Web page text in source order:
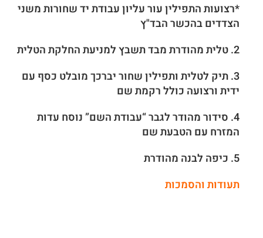
*רצועות התפילין עור עליון עבודת יד שחורות משני
הצדדים בהכשר הבד"ץ
2. טלית מהודרת מבד תשבץ למניעת החלקת הטלית
3. תיק לטלית ותפילין שחור יברכך מובלט כסף עם
ידית ורצועה כולל רקמת שם
4. סידור מהודר לגבר “עבודת השם” נוסח עדות
המזרח עם הטבעת שם
5. כיפה לבנה מהודרת
תעודות והסמכות